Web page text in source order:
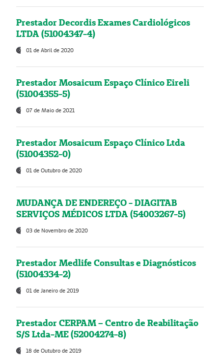
Prestador Decordis Exames Cardiológicos
LTDA (51004347-4)
01 de Abril de 2020
Prestador Mosaicum Espaço Clínico Eireli
(51004355-5)
07 de Maio de 2021
Prestador Mosaicum Espaço Clínico Ltda
(51004352-0)
01 de Outubro de 2020
MUDANÇA DE ENDEREÇO - DIAGITAB
SERVIÇOS MÉDICOS LTDA (54003267-5)
03 de Novembro de 2020
Prestador Medlife Consultas e Diagnósticos
(51004334-2)
01 de Janeiro de 2019
Prestador CERPAM – Centro de Reabilitação
S/S Ltda-ME (52004274-8)
18 de Outubro de 2019